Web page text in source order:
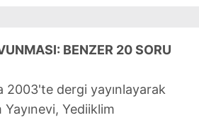
BENZER 20 SORU
2003'te dergi yayınlayarak
Yediiklim